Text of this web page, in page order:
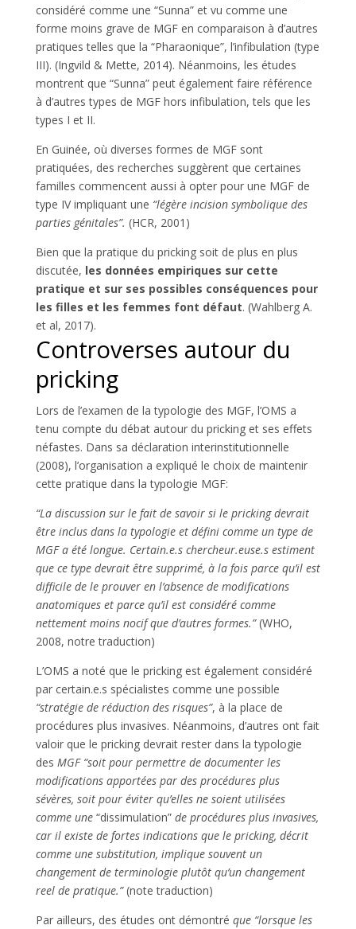
considéré comme une “Sunna” et vu comme une
forme moins grave de MGF en comparaison à d’autres
pratiques telles que la “Pharaonique”, l’infibulation (type
III). (Ingvild & Mette, 2014). Néanmoins, les études
montrent que “Sunna” peut également faire référence
à d’autres types de MGF hors infibulation, tels que les
types I et II.
En Guinée, où diverses formes de MGF sont
pratiquées, des recherches suggèrent que certaines
familles commencent aussi à opter pour une MGF de
type IV impliquant une “légère incision symbolique des
parties génitales”. (HCR, 2001)
Bien que la pratique du pricking soit de plus en plus
discutée, les données empiriques sur cette
pratique et sur ses possibles conséquences pour
les filles et les femmes font défaut. (Wahlberg A.
et al, 2017).
Controverses autour du
pricking
Lors de l’examen de la typologie des MGF, l’OMS a
tenu compte du débat autour du pricking et ses effets
néfastes. Dans sa déclaration interinstitutionnelle
(2008), l’organisation a expliqué le choix de maintenir
cette pratique dans la typologie MGF:
“La discussion sur le fait de savoir si le pricking devrait
être inclus dans la typologie et défini comme un type de
MGF a été longue. Certain.e.s chercheur.euse.s estiment
que ce type devrait être supprimé, à la fois parce qu’il est
difficile de le prouver en l’absence de modifications
anatomiques et parce qu’il est considéré comme
nettement moins nocif que d’autres formes.”(WHO,
2008, notre traduction)
L’OMS a noté que le pricking est également considéré
par certain.e.s spécialistes comme une possible
“stratégie de réduction des risques”, à la place de
procédures plus invasives. Néanmoins, d’autres ont fait
valoir que le pricking devrait rester dans la typologie
des MGF “soit pour permettre de documenter les
modifications apportées par des procédures plus
sévères, soit pour éviter qu’elles ne soient utilisées
comme une “dissimulation” de procédures plus invasives,
car il existe de fortes indications que le pricking, décrit
comme une substitution, implique souvent un
changement de terminologie plutôt qu’un changement
reel de pratique.”(note traduction)
Par ailleurs, des études ont démontré que “lorsque les